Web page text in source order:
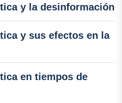
y la desinformación
y sus efectos en la
en tiempos de